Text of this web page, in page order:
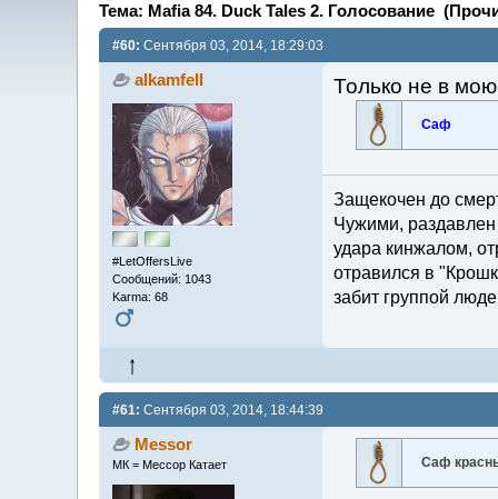
Тема: Mafia 84. Duck Tales 2. Голосование
#60: Сентября 03, 2014, 18:29:03
alkamfell
#LetOffersLive
Сообщений: 1043
Karma: 68
Только не в
Саф
Защекочен до
Чужими, раздавлен
удара кинжалом,
отравился в
забит группой
#61: Сентября 03, 2014, 18:44:39
Messor
МК = Мессор Катает Саф